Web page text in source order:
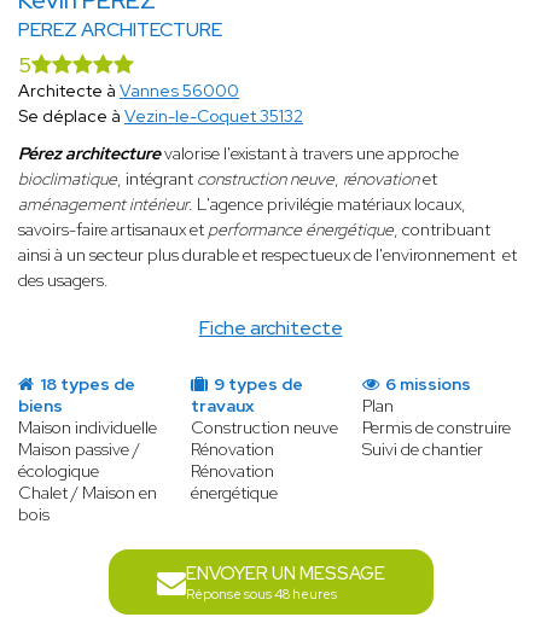
PEREZ ARCHITECTURE
Fiche architecte
5
Architecte à Vannes 56000
Se déplace à Vezin-le-Coquet 35132
Pérez architecturevalorise l'existant à travers une approche
bioclimatique, intégrant construction neuve, rénovationet
aménagement intérieur. L'agence privilégie matériaux locaux,
savoirs-faire artisanaux et performance énergétique, contribuant
ainsi à un secteur plus durable et respectueux de l'environnement et
des usagers.
18 types de
biens
Maison individuelle
Maison passive /
écologique
Chalet / Maison en
bois
9 types de
travaux
Construction neuve
Rénovation
Rénovation
énergétique
6 missions
Plan
Permis de construire
Suivi de chantier
ENVOYER UN MESSAGE
Réponse sous 48 heures